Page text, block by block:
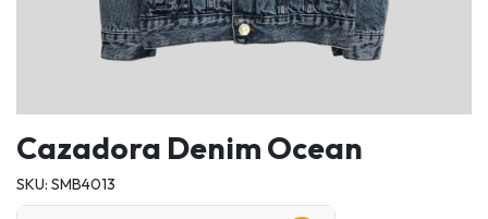
Cazadora Denim Ocean
SKU: SMB4013